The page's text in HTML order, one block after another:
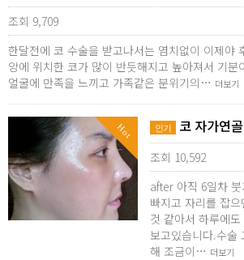
조회 9,709
한달전에 코 수술을 받고나서는 염치없이 이제야
앙에 위치한 코가 많이 반듯해지고 높아져서 기분
얼굴에 만족을 느끼고 가족같은 분위기의… 더보기
Hot 인기 코 자가연
조회 10,592
after 아직 6일차
빠지고 자리를 잡
것 같아서 하루에
보고있습니다.수술
해 조금이… 더보기